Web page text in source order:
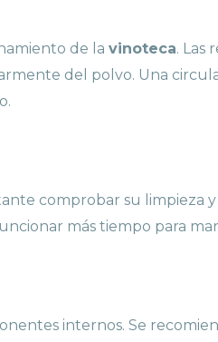
de la vinoteca. Las
del polvo. Una
comprobar su limpieza
más tiempo para
internos. Se